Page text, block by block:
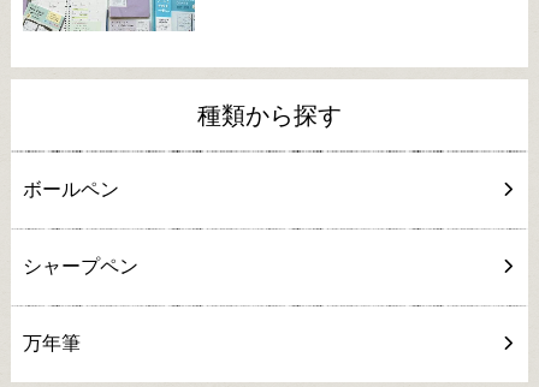
種類から探す
ボールペン
シャープペン
万年筆